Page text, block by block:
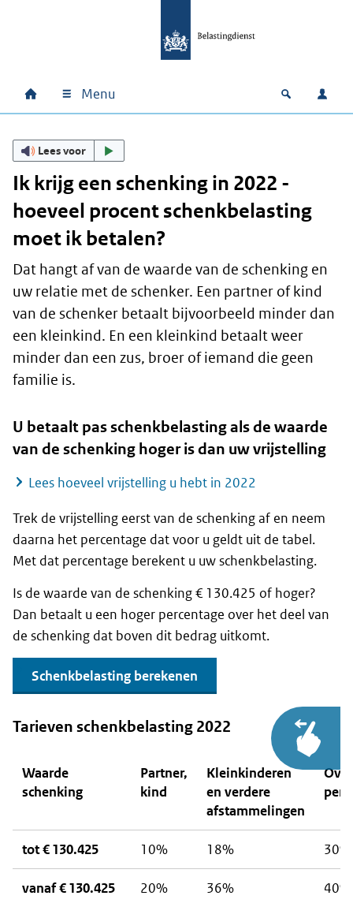
Hoofdnavigatie
Home Menu Open
Lees voor
Ik krijg een schenking in 2022 -
hoeveel procent schenkbelasting
moet ik betalen?
Dat hangt af van de waarde van de schenking en
uw relatie met de schenker. Een partner of kind
van de schenker betaalt bijvoorbeeld minder dan
een kleinkind. En een kleinkind betaalt weer
minder dan een zus, broer of iemand die geen
familie is.
U betaalt pas schenkbelasting als de waarde
van de schenking hoger is dan uw vrijstelling
Lees hoeveel vrijstelling u hebt in 2022
Trek de vrijstelling eerst van de schenking af en neem
daarna het percentage dat voor u geldt uit de tabel.
Met dat percentage berekent u uw schenkbelasting.
Is de waarde van de schenking € 130.425 of hoger?
Dan betaalt u een hoger percentage over het deel van
de schenking dat boven dit bedrag uitkomt.
Schenkbelasting berekenen
Tarieven schenkbelasting 2022
Waarde
schenking
Partner,
kind
Kleinkinderen
en verdere
afstammelingen
tot € 130.425 10% 18% 30%
vanaf € 130.425 20% 36% 40%